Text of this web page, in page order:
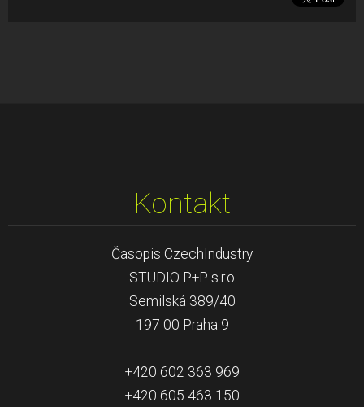
Kontakt
Časopis CzechIndustry
STUDIO P+P s.r.o
Semilská 389/40
197 00 Praha 9
+420 602 363 969
+420 605 463 150